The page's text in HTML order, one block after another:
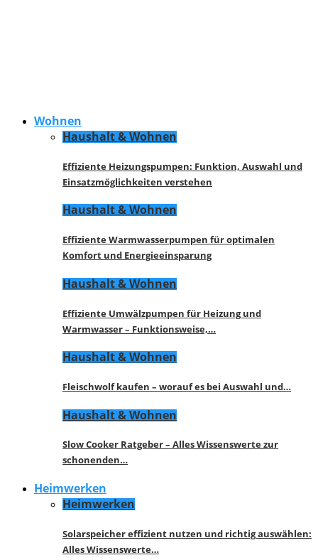
Wohnen
Haushalt & Wohnen
Effiziente Heizungspumpen: Funktion, Auswahl und
Einsatzmöglichkeiten verstehen
Haushalt & Wohnen
Effiziente Warmwasserpumpen für optimalen
Komfort und Energieeinsparung
Haushalt & Wohnen
Effiziente Umwälzpumpen für Heizung und
Warmwasser – Funktionsweise,…
Haushalt & Wohnen
Fleischwolf kaufen – worauf es bei Auswahl und…
Haushalt & Wohnen
Slow Cooker Ratgeber – Alles Wissenswerte zur
schonenden…
Heimwerken
Heimwerken
Solarspeicher effizient nutzen und richtig auswählen:
Alles Wissenswerte…